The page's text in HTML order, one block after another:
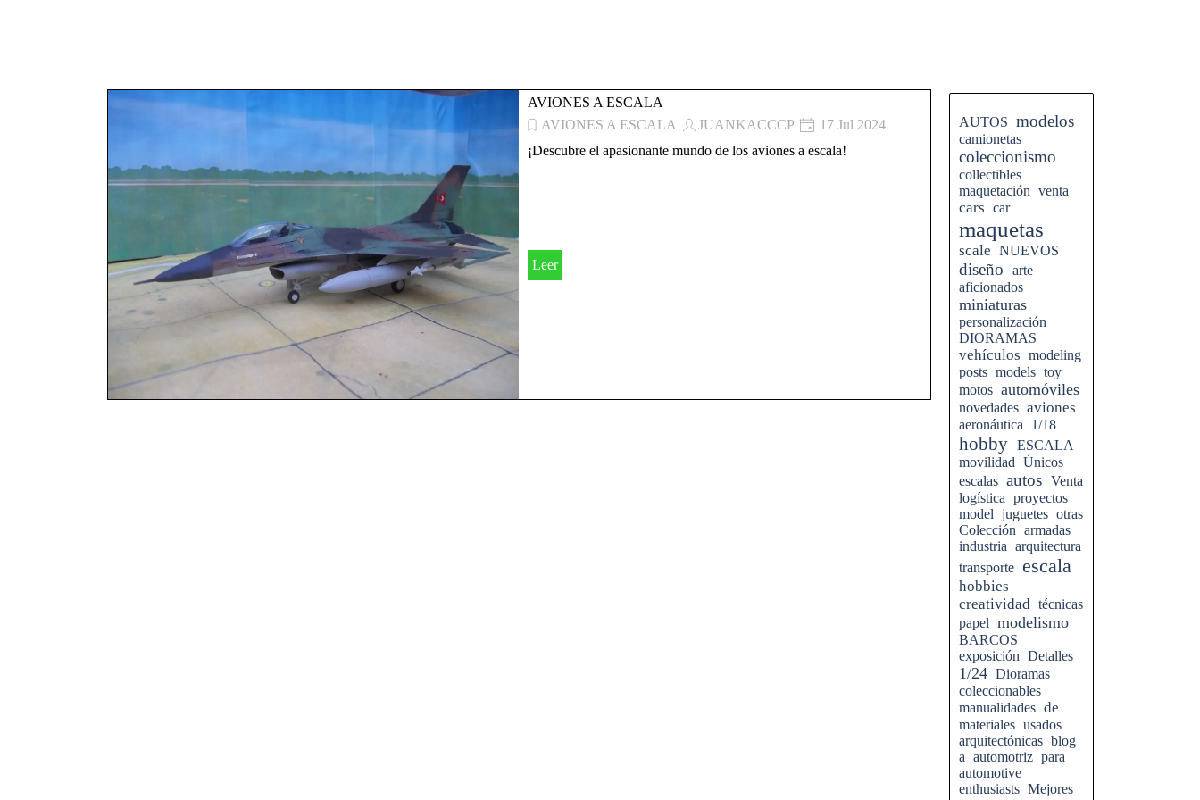
AVIONES A ESCALA
AVIONES A ESCALA
JUANKACCCP
17 Jul 2024
¡Descubre el apasionante mundo de los aviones a escala!
Leer
Saltar el bloque
AUTOS modelos
camionetas
coleccionismo
collectibles
maquetación venta
cars car
maquetas
scale NUEVOS
diseño
arte
aficionados
miniaturas
personalización
DIORAMAS
vehículos modeling
posts models toy
motos automóviles
novedades aviones
aeronáutica 1/18
hobby
ESCALA
movilidad Únicos
escalas autos
Venta
logística proyectos
model juguetes otras
Colección armadas
industria arquitectura
transporte escala
hobbies
creatividad técnicas
papel modelismo
BARCOS
exposición Detalles
1/24 Dioramas
coleccionables
manualidades de
materiales usados
arquitectónicas blog
a automotriz para
automotive
enthusiasts Mejores